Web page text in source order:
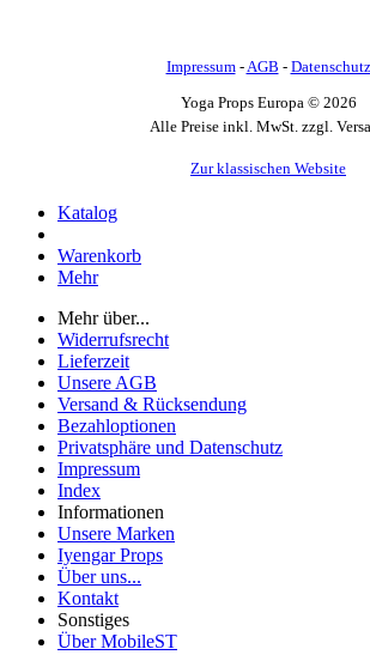
Impressum-AGB - Datenschutz
Yoga Props Europa © 2026
Alle Preise inkl. MwSt. zzgl.
Zur klassischen Website
Katalog
Warenkorb
Mehr
Mehr über...
Widerrufsrecht
Lieferzeit
Unsere AGB
Versand & Rücksendung
Bezahloptionen
Privatsphäre und Datenschutz
Impressum
Index
Informationen
Unsere Marken
Iyengar Props
Über uns...
Kontakt
Sonstiges
Über MobileST